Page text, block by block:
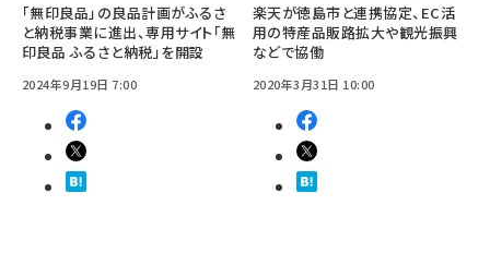
「無印良品」の良品計画がふるさ
と納税事業に進出、専用サイト「無
印良品 ふるさと納税」を開設
2024年9月19日 7:00
楽天が徳島市と連携協定、EC活
用の特産品販路拡大や観光振興
などで協働
2020年3月31日 10:00